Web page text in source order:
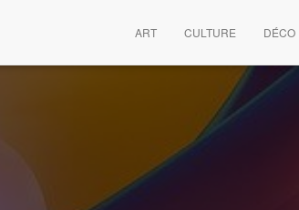
ART CULTURE DÉCO